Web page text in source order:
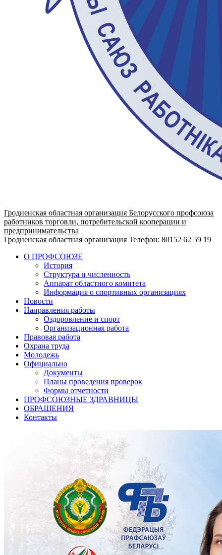
Гродненская областная организация Белорусского профсоюза
работников торговли, потребительской кооперации и
предпринимательства
Гродненская областная организация Телефон: 80152 62 59 19
О ПРОФСОЮЗЕ
История
Структура и численность
Аппарат областного комитета
Информация о спортивных организациях
Новости
Направления работы
Оздоровление и спорт
Организационная работа
Правовая работа
Охрана труда
Молодежь
Официально
Документы
Планы проведения проверок
Формы отчетности
ПРОФСОЮЗНЫЕ ЗДРАВНИЦЫ
ОБРАЩЕНИЯ
Контакты